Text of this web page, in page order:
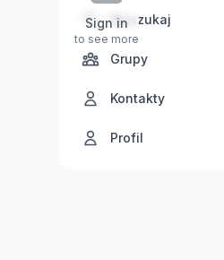
Sign in
to see more
Wyszukaj
Grupy
Kontakty
Profil